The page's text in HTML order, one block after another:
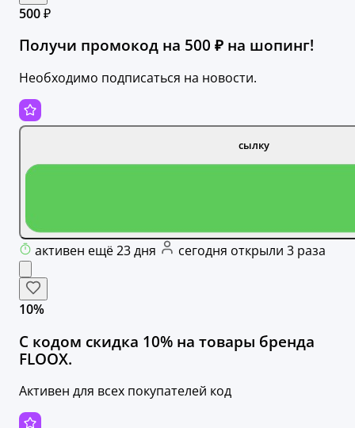
500 ₽
Получи промокод на 500 ₽ на шопинг!
Необходимо подписаться на новости.
сылку
активен ещё 23 дня сегодня открыли 3 раза
10%
С кодом скидка 10% на товары бренда
FLOOX.
Активен для всех покупателей код